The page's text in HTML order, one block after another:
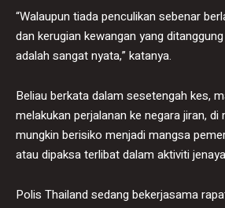
“Walaupun tiada penculikan sebenar
dan kerugian kewangan yang
adalah sangat nyata,” katanya.
Beliau berkata dalam sesetengah kes,
melakukan perjalanan ke negara jiran, di
mungkin berisiko menjadi mangsa
atau dipaksa terlibat dalam aktiviti
Polis Thailand sedang bekerjasama